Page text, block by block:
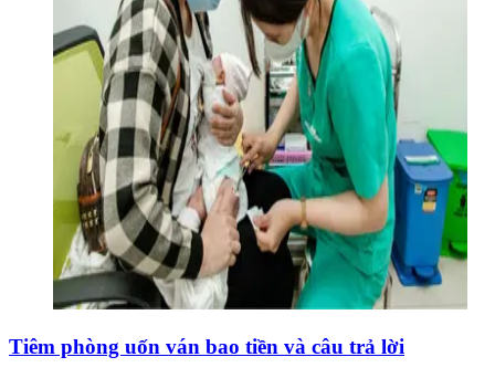
Tiêm phòng uốn ván bao tiền và câu trả lời